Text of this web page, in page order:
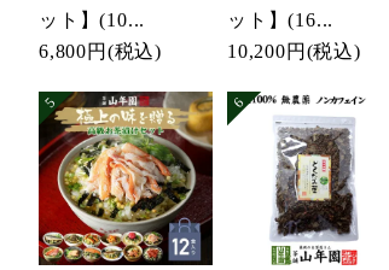
ット】(10...
6,800円 (税込)
ット】(16...
10,200円 (税込)